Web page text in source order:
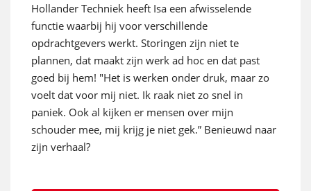
Hollander Techniek heeft Isa een afwisselende
functie waarbij hij voor verschillende
opdrachtgevers werkt. Storingen zijn niet te
plannen, dat maakt zijn werk ad hoc en dat past
goed bij hem! "Het is werken onder druk, maar zo
voelt dat voor mij niet. Ik raak niet zo snel in
paniek. Ook al kijken er mensen over mijn
schouder mee, mij krijg je niet gek.” Benieuwd naar
zijn verhaal?